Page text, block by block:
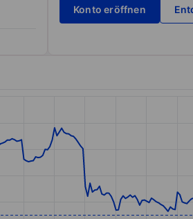
Konto eröffnen
to 86.07.